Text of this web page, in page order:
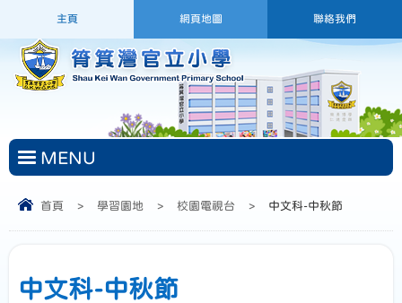
主頁 網頁地圖 聯絡我們
MENU
首頁 > 學習園地 > 校園電視台 > 中文科-中秋節
中文科-中秋節